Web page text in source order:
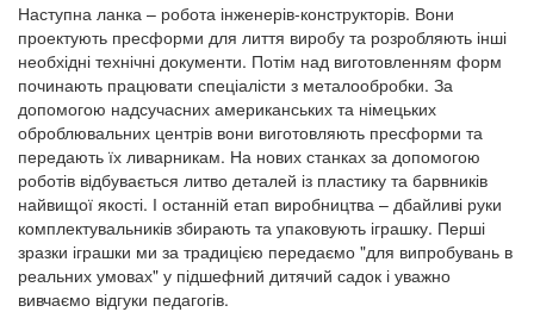
Наступна ланка – робота інженерів-конструкторів. Вони
проектують пресформи для лиття виробу та розробляють інші
необхідні технічні документи. Потім над виготовленням форм
починають працювати спеціалісти з металообробки. За
допомогою надсучасних американських та німецьких
оброблювальних центрів вони виготовляють пресформи та
передають їх ливарникам. На нових станках за допомогою
роботів відбувається литво деталей із пластику та барвників
найвищої якості. І останній етап виробництва – дбайливі руки
комплектувальників збирають та упаковують іграшку. Перші
зразки іграшки ми за традицією передаємо "для випробувань в
реальних умовах" у підшефний дитячий садок і уважно
вивчаємо відгуки педагогів.